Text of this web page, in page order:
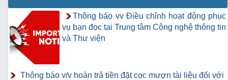
Thông báo vv Điều chỉnh hoạt động phục
vụ bạn đọc tại Trung tâm Công nghệ thông tin
và Thư viện
Thông báo v/v hoàn trả tiền đặt cọc mượn tài liệu đối với